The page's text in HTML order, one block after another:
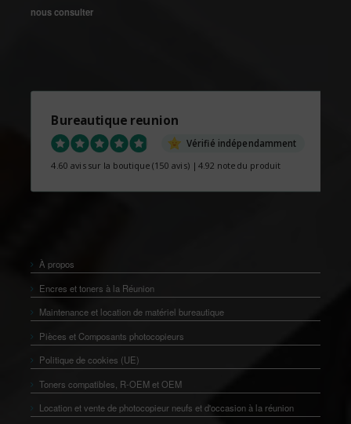
nous consulter
Bureautique reunion
Vérifié indépendamment
4.60 avis sur la boutique (150 avis)| 4.92 note du produit
À propos
Encres et toners à la Réunion
Maintenance et location de matériel bureautique
Pièces et Composants photocopieurs
Politique de cookies (UE)
Toners compatibles, R-OEM et OEM
Location et vente de photocopieur neufs et d'occasion à la réunion